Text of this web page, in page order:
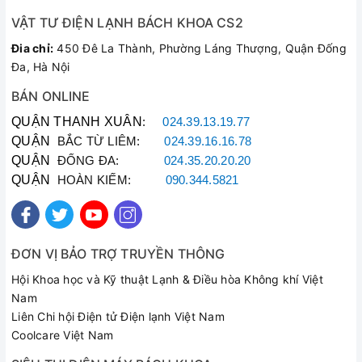
Công nghệ hình ảnh: ULTRA Luminance, HDR Effect, Nâng
Rich Colors
Công nghệ âm thanh: Dolby Atmos
Tổng công suất loa: 40 W
Thông tin chung
Công suất:483 W
Kích thước có chân, đặt bàn:Ngang 144.9 cm - Cao 88.1
cm- Dày 23 cm
Khối lượng có chân:25.4 kg
Kích thước không chân, treo tường:Ngang 144.9 cm - Cao
82.6 cm- Dày 4.8 cm
Nơi sản xuất:Indonesia
Chất liệu:Viền kính, chân đế phủ kim loại
Năm ra mắt:2018
VẬT TƯ ĐIỆN LẠNH BÁCH KHOA CS2
Đia chỉ: 450 Đê La Thành, Phường Láng Thượng, Quận Đống
Đa, Hà Nội
BÁN ONLINE
QUẬN THANH XUÂN :024.39.13.19.77
QUẬN BẮC TỪ LIÊM:024.39.16.16.78
QUẬN ĐỐNG ĐA: 024.35.20.20.20
QUẬN HOÀN KIẾM: 090.344.5821
ĐƠN VỊ BẢO TRỢ TRUYỀN THÔNG
Hội Khoa học và Kỹ thuật Lạnh & Điều hòa Không khí Việt
Nam
Liên Chi hội Điện tử Điện lạnh Việt Nam
Coolcare Việt Nam